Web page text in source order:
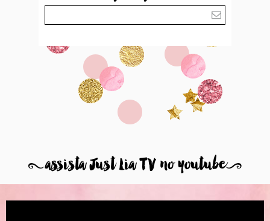
8assista Just Lia TV no youtube9